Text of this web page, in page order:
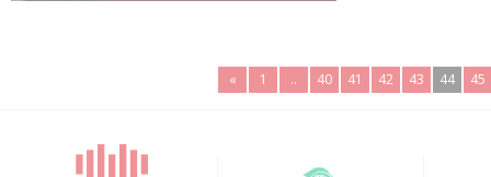
« 1 .. 40 41 42 43 44 45